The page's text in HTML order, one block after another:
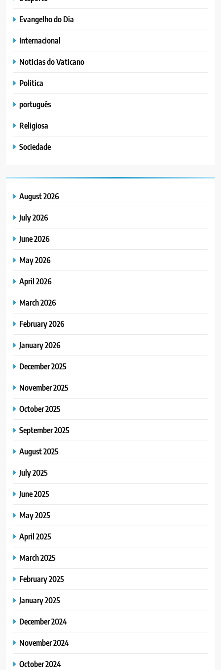
Evangelho do Dia
Internacional
Noticias do Vaticano
Politica
português
Religiosa
Sociedade
August 2026
July 2026
June 2026
May 2026
April 2026
March 2026
February 2026
January 2026
December 2025
November 2025
October 2025
September 2025
August 2025
July 2025
June 2025
May 2025
April 2025
March 2025
February 2025
January 2025
December 2024
November 2024
October 2024